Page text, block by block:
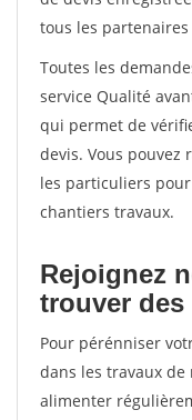
tous les
Toutes les
service Qualité
qui permet de
devis. Vous pouvez
les particuliers
chantiers travaux.
Rejoignez
trouver
Pour pérénniser
dans les travaux
alimenter